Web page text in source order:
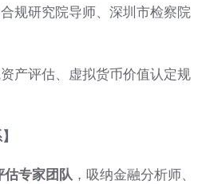
规研究院导师、深圳市检察院
产评估、虚拟货币价值认定规
专家团队 ，吸纳金融分析师、